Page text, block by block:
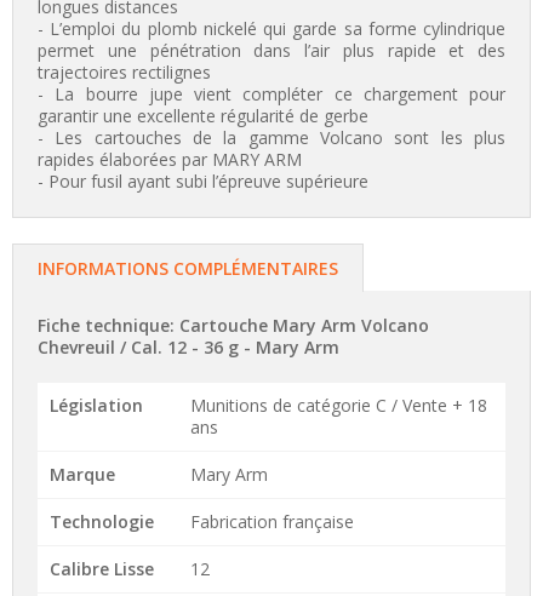
longues distances
- L’emploi du plomb nickelé qui garde sa forme cylindrique
permet une pénétration dans l’air plus rapide et des
trajectoires rectilignes
- La bourre jupe vient compléter ce chargement pour
garantir une excellente régularité de gerbe
- Les cartouches de la gamme Volcano sont les plus
rapides élaborées par MARY ARM
- Pour fusil ayant subi l’épreuve supérieure
INFORMATIONS COMPLÉMENTAIRES
Fiche technique: Cartouche Mary Arm Volcano
Chevreuil / Cal. 12 - 36 g - Mary Arm
Législation
Munitions de catégorie C / Vente + 18
ans
Marque Mary Arm
Technologie Fabrication française
Calibre Lisse 12